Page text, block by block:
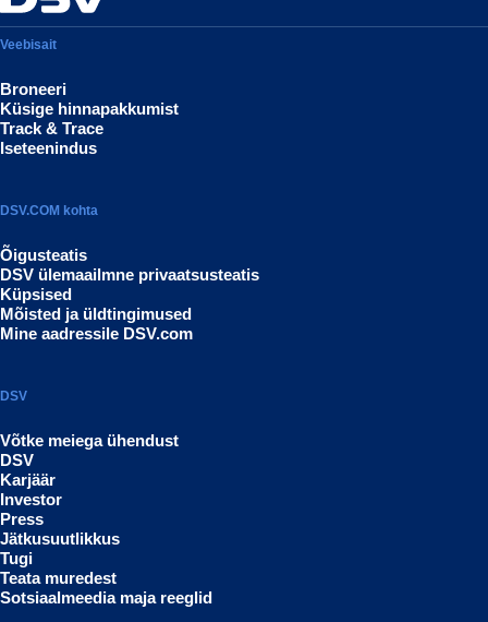
Veebisait
Broneeri
Küsige hinnapakkumist
Track & Trace
Iseteenindus
DSV.COM kohta
Õigusteatis
DSV ülemaailmne privaatsusteatis
Küpsised
Mõisted ja üldtingimused
Mine aadressile DSV.com
DSV
Võtke meiega ühendust
DSV
Karjäär
Investor
Press
Jätkusuutlikkus
Tugi
Teata muredest
Sotsiaalmeedia maja reeglid